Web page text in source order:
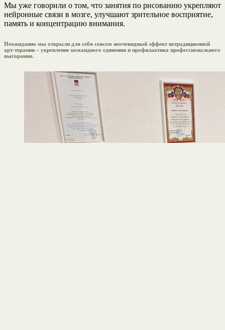
Мы уже говорили о том, что занятия по рисованию укрепляют
нейронные связи в мозге, улучшают зрительное восприятие,
память и концентрацию внимания.
Неожиданно мы открыли для себя совсем неочевидный эффект нетрадиционной
арт-терапии – укрепление командного единения и профилактика профессионального
выгорания.